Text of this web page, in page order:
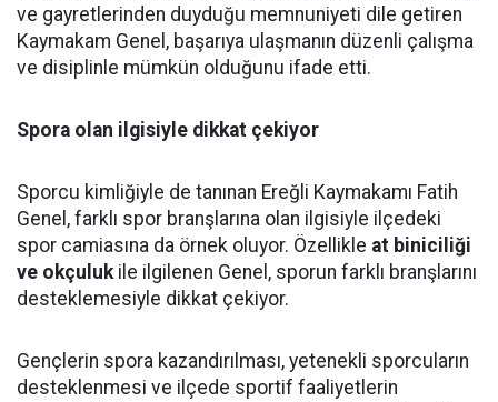
ve gayretlerinden duyduğu memnuniyeti dile getiren
Kaymakam Genel, başarıya ulaşmanın düzenli çalışma
ve disiplinle mümkün olduğunu ifade etti.
Spora olan ilgisiyle dikkat çekiyor
Sporcu kimliğiyle de tanınan Ereğli Kaymakamı Fatih
Genel, farklı spor branşlarına olan ilgisiyle ilçedeki
spor camiasına da örnek oluyor. Özellikle at biniciliği
ve okçulukile ilgilenen Genel, sporun farklı branşlarını
desteklemesiyle dikkat çekiyor.
Gençlerin spora kazandırılması, yetenekli sporcuların
desteklenmesi ve ilçede sportif faaliyetlerin